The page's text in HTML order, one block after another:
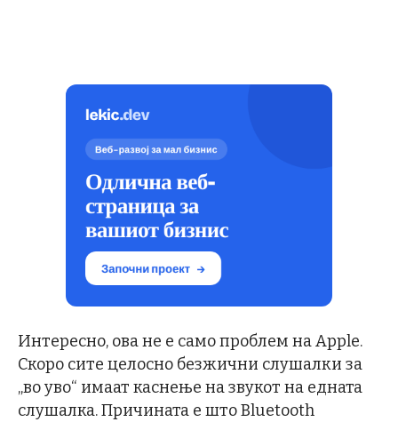
Интересно, ова не е само проблем на Apple.
Скоро сите целосно безжични слушалки за
„во уво“ имаат каснење на звукот на едната
слушалка. Причината е што Bluetooth